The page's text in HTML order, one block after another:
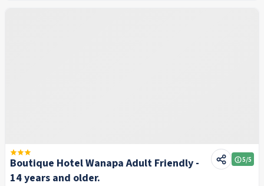
Boutique Hotel Wanapa Adult Friendly -
14 years and older.
5/5